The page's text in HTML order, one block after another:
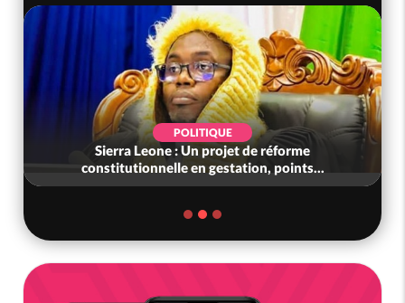
POLITIQUE
Sierra Leone : Un projet de réforme
constitutionnelle en gestation, points...